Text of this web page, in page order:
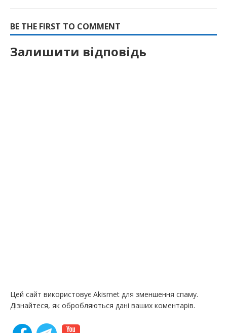
BE THE FIRST TO COMMENT
Залишити відповідь
Цей сайт використовує Akismet для зменшення спаму.
Дізнайтеся, як обробляються дані ваших коментарів.